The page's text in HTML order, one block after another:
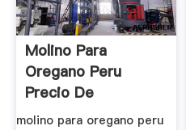
Molino Para
Oregano Peru
Precio De
Proveedores
molino para oregano peru